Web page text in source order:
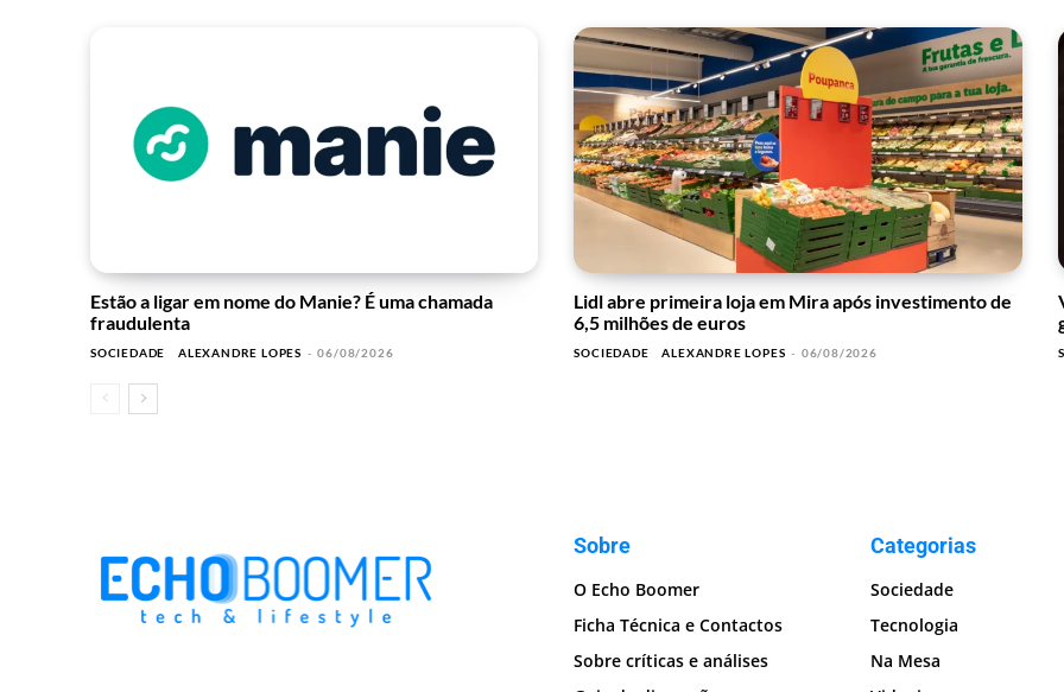
Estão a ligar em nome do Manie? É uma chamada
fraudulenta
SOCIEDADE ALEXANDRE LOPES - 06/08/2026
Lidl abre primeira loja em Mira após investimento de
6,5 milhões de euros
SOCIEDADE ALEXANDRE LOPES - 06/08/2026
Sobre
O Echo Boomer
Ficha Técnica e Contactos
Sobre críticas e análises
Categorias
Sociedade
Tecnologia
Na Mesa